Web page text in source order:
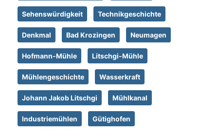
Sehenswürdigkeit Technikgeschichte
Denkmal Bad Krozingen Neumagen
Hofmann-Mühle Litschgi-Mühle
Mühlengeschichte Wasserkraft
Johann Jakob Litschgi Mühlkanal
Industriemühlen Gütighofen